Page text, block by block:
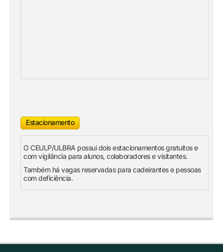
Estacionamento
O CEULP/ULBRA possui dois estacionamentos gratuitos e
com vigilância para alunos, colaboradores e visitantes.
Também há vagas reservadas para cadeirantes e pessoas
com deficiência.